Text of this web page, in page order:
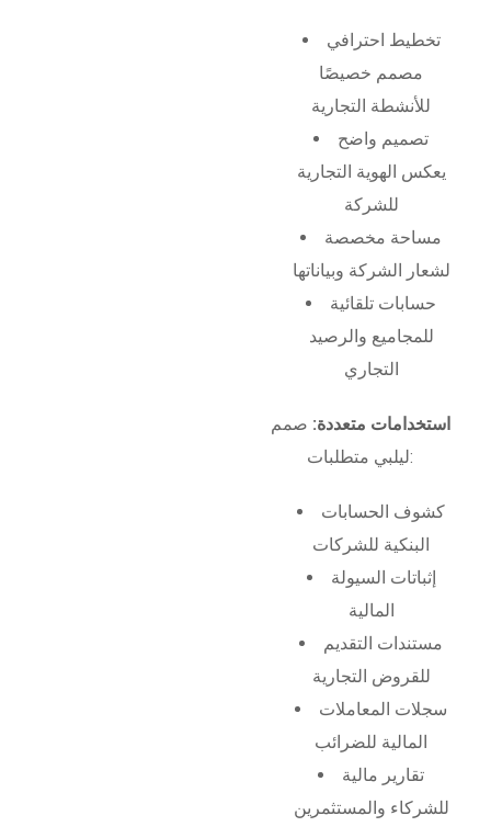
تخطيط احترافي
مصمم خصيصًا
للأنشطة التجارية
تصميم واضح
يعكس الهوية التجارية
للشركة
مساحة مخصصة
لشعار الشركة وبياناتها
حسابات تلقائية
للمجاميع والرصيد
التجاري
استخدامات متعددة: صمم
ليلبي متطلبات:
كشوف الحسابات
البنكية للشركات
إثباتات السيولة
المالية
مستندات التقديم
للقروض التجارية
سجلات المعاملات
المالية للضرائب
تقارير مالية
للشركاء والمستثمرين